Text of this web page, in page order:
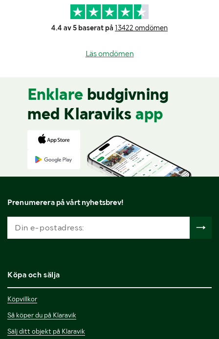
4.4 av 5 baserat på 13422 omdömen
Läs omdömen
Enklare budgivning
med Klaraviks app
Prenumerera på vårt nyhetsbrev!
Köpa och sälja
Köpvillkor
Så köper du på Klaravik
Sälj ditt objekt på Klaravik